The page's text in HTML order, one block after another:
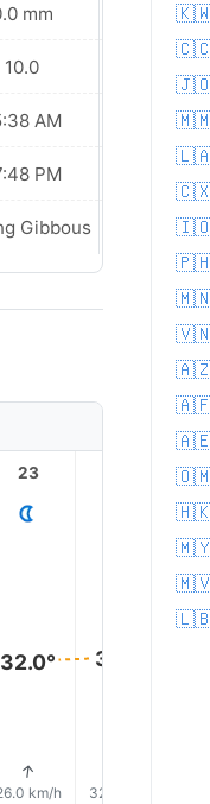
mm
10.0
AM
PM
Gibbous
0.0 mm
05:38
Waning
23
32.0°
↑
km/h
32.0°
32.0 km/h
🇰🇼
🇨🇨
🇯🇴
🇲🇲
🇱🇦
🇨🇽
🇮🇴
🇵🇭
🇲🇳
🇻🇳
🇦🇿
🇦🇫
🇦🇪
🇴🇲
🇭🇰
🇲🇾
🇲🇻
🇱🇧